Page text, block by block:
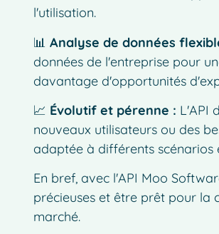
l'utilisation.
📊 Analyse de données
données de l'entreprise pour
davantage d'opportunités
📈 Évolutif et pérenne : L'API
nouveaux utilisateurs ou des
adaptée à différents scénarios
En bref, avec l'API Moo
précieuses et être prêt pour la
marché.